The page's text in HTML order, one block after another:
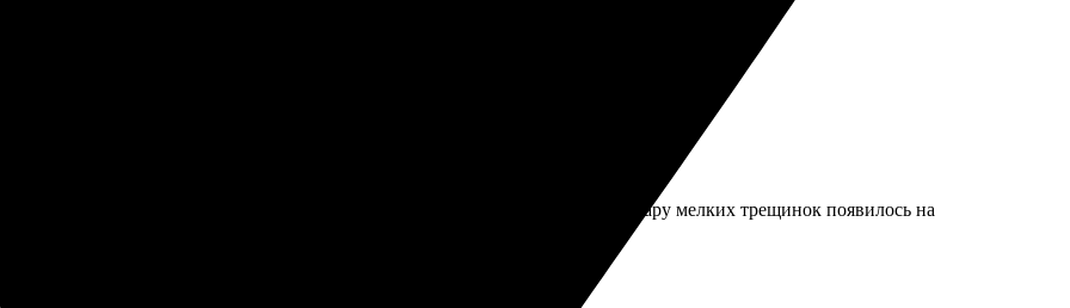
сочные. Родители чуть не прослезились.
подарок. Носит, хвалит, говорит, дышит хорошо. Но после третьей стирки пару мелких трещинок появилось на